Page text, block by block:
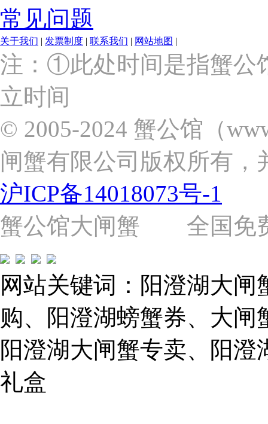
常见问题
关于我们 | 发票制度 | 联系我们 | 网站地图 |
上
海
市
浦
东
区
杨
路
号
（靠
近
苗
圃
路）
Tel:
021-
62243579
E-
mail:
859749344@qq.com
1019225591
注：①此处时间是指蟹公
立时间
© 2005-2024 蟹公馆（
闸蟹有限公司版权所有，
沪ICP备14018073号-1
蟹公馆大闸蟹 全国免费
网站关键词：阳澄湖大
购、阳澄湖螃蟹券、大
阳澄湖大闸蟹专卖、阳
礼盒